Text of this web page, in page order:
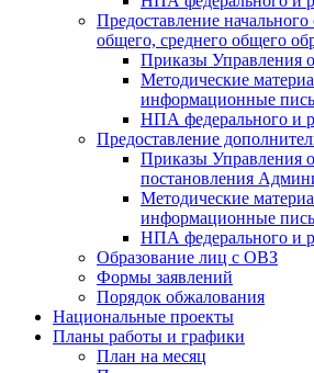
Предоставление
общего, среднего общего
Приказы Управления
Методические
информационные
НПА федерального и
Предоставление
Приказы Управления
постановления
Методические
информационные
НПА федерального и
Образование лиц с ОВЗ
Формы заявлений
Порядок обжалования
Национальные проекты
Планы работы и графики
План на месяц